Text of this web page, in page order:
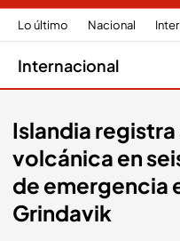
Lo último Nacional
Internacional
Islandia
volcánica en
de emergencia
Grindavik